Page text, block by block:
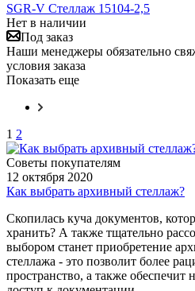
SGR-V Стеллаж 15104-2,5
Нет в наличии
Под заказ
Наши менеджеры обязательно
условия заказа
Показать еще
1 2
Советы покупателям
12 октября 2020
Как выбрать архивный стеллаж?
Скопилась куча документов,
хранить? А также тщательно
выбором станет приобретение
стеллажа - это позволит более
пространство, а также обеспечит